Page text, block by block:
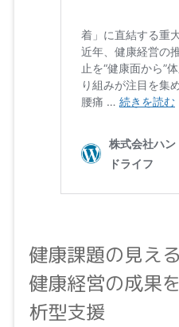
健康課題の見え
健康経営の成果
析型支援